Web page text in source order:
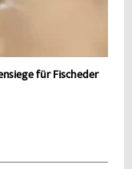
für Fischeder